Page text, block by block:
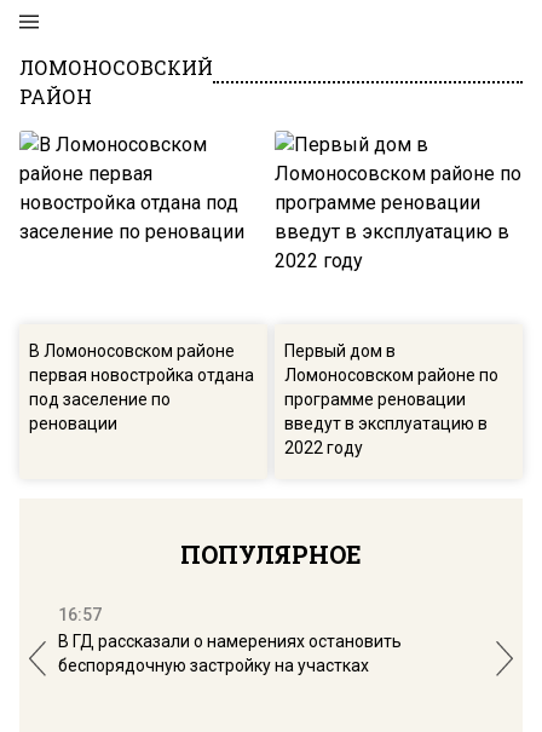
ЛОМОНОСОВСКИЙ
РАЙОН
В Ломоносовском районе
первая новостройка отдана
под заселение по
реновации
Первый дом в
Ломоносовском районе по
программе реновации
введут в эксплуатацию в
2022 году
ПОПУЛЯРНОЕ
16:57
В ГД рассказали о намерениях остановить
беспорядочную застройку на участках